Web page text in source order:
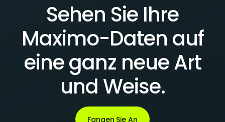
Sehen Sie Ihre
Maximo-Daten auf
eine ganz neue Art
und Weise.
Fangen Sie An